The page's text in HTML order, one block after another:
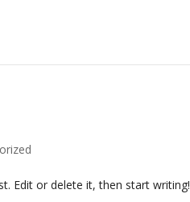
Edit or delete it, then start writing!